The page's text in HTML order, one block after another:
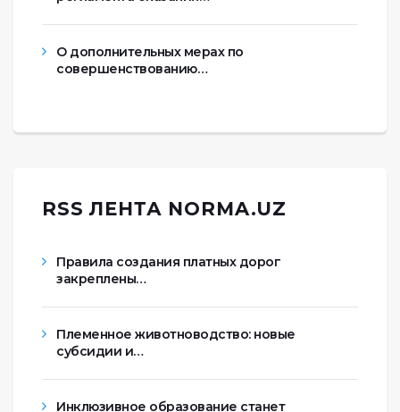
О дополнительных мерах по
совершенствованию…
RSS ЛЕНТА NORMA.UZ
Правила создания платных дорог
закреплены…
Племенное животноводство: новые
субсидии и…
Инклюзивное образование станет